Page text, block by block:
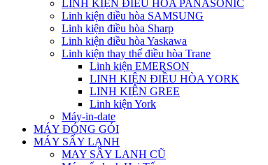
LINH KIỆN ĐIỀU HÒA PANASONIC
Linh kiện điều hòa SAMSUNG
Linh kiện điều hòa Sharp
Linh kiện điều hòa Yaskawa
Linh kiện thay thế điều hòa Trane
Linh kiện EMERSON
LINH KIỆN ĐIỀU HÒA YORK
LINH KIỆN GREE
Linh kiện York
Máy-in-date
MÁY ĐÓNG GÓI
MÁY SẤY LẠNH
MAY SÂY LANH CŨ